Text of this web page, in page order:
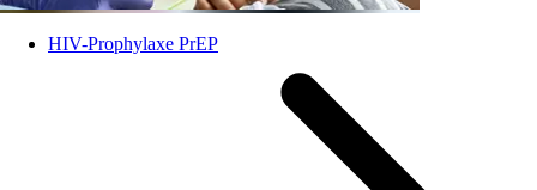
HIV-Prophylaxe PrEP